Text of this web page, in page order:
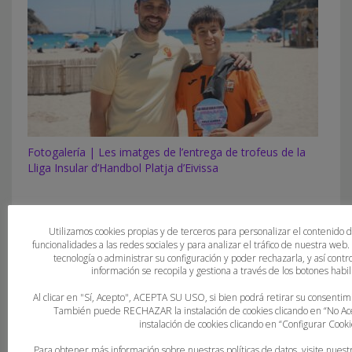
Fotogalería | Les imatges de l’entrega de trofeus de la
Lliga Insular d’Handbol Platja d’Eivissa
Utilizamos cookies propias y de terceros para personalizar el contenido
funcionalidades a las redes sociales y para analizar el tráfico de nuestra
tecnología o administrar su configuración y poder rechazarla, y así
información se recopila y gestiona a través de los botones
Al clicar en "Sí, Acepto", ACEPTA SU USO, si bien podrá retirar su
También puede RECHAZAR la instalación de cookies clicando en “No
instalación de cookies clicando en “Configurar